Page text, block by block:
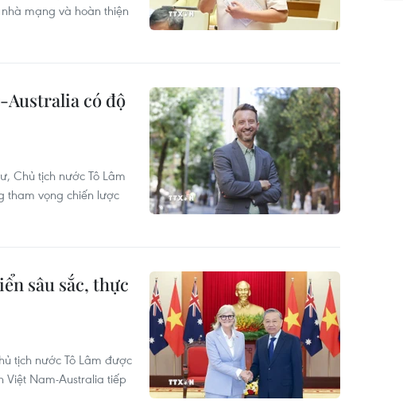
mạng và hoàn thiện
Australia có độ
Chủ tịch nước Tô Lâm
tham vọng chiến lược
sâu sắc, thực
tịch nước Tô Lâm được
Việt Nam-Australia tiếp